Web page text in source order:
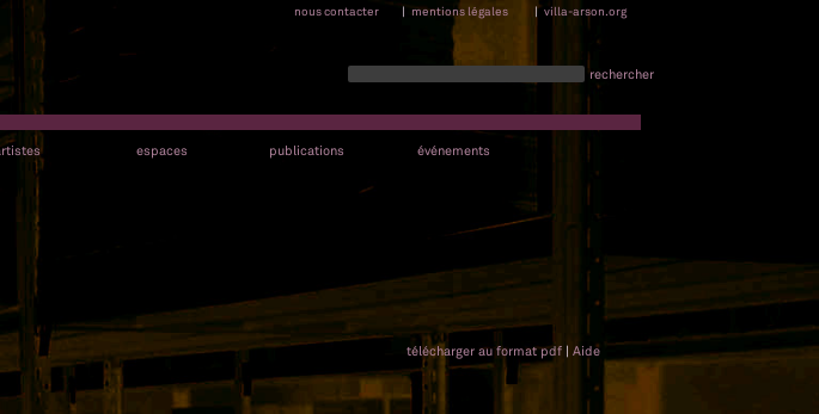
nous contacter | mentions légales | villa-arson.org
rechercher
espaces publications événements
télécharger au format pdf | Aide